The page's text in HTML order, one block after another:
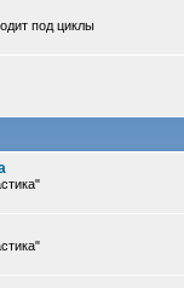
под циклы